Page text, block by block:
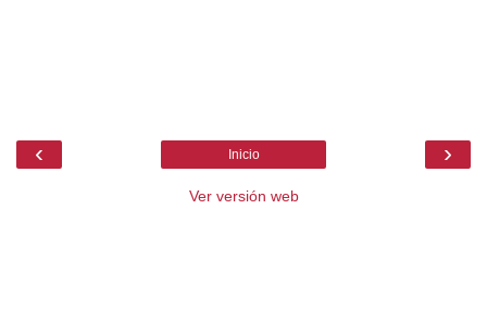
‹ ›
Inicio
Ver versión web